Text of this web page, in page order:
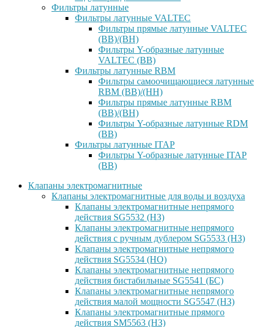
Фильтры латунные
Фильтры латунные VALTEC
Фильтры прямые латунные VALTEC
(ВВ)/(ВН)
Фильтры Y-образные латунные
VALTEC (ВВ)
Фильтры латунные RBM
Фильтры самоочищающиеся латунные
RBM (ВВ)/(НН)
Фильтры прямые латунные RBM
(ВВ)/(ВН)
Фильтры Y-образные латунные RDM
(ВВ)
Фильтры латунные ITAP
Фильтры Y-образные латунные ITAP
(ВВ)
Клапаны электромагнитные
Клапаны электромагнитные для воды и воздуха
Клапаны электромагнитные непрямого
действия SG5532 (НЗ)
Клапаны электромагнитные непрямого
действия с ручным дублером SG5533 (НЗ)
Клапаны электромагнитные непрямого
действия SG5534 (НО)
Клапаны электромагнитные непрямого
действия бистабильные SG5541 (БС)
Клапаны электромагнитные непрямого
действия малой мощности SG5547 (НЗ)
Клапаны электромагнитные прямого
действия SM5563 (НЗ)